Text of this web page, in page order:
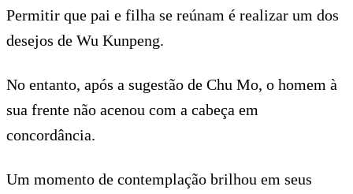
Permitir que pai e filha se reúnam é realizar um dos
desejos de Wu Kunpeng.
No entanto, após a sugestão de Chu Mo, o homem à
sua frente não acenou com a cabeça em
concordância.
Um momento de contemplação brilhou em seus